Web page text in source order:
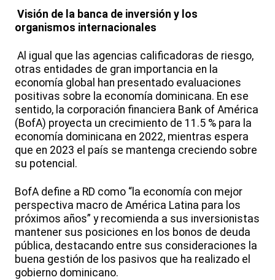
Visión de la banca de inversión y los
organismos internacionales
Al igual que las agencias calificadoras de riesgo,
otras entidades de gran importancia en la
economía global han presentado evaluaciones
positivas sobre la economía dominicana. En ese
sentido, la corporación financiera Bank of América
(BofA) proyecta un crecimiento de 11.5 % para la
economía dominicana en 2022, mientras espera
que en 2023 el país se mantenga creciendo sobre
su potencial.
BofA define a RD como “la economía con mejor
perspectiva macro de América Latina para los
próximos años” y recomienda a sus inversionistas
mantener sus posiciones en los bonos de deuda
pública, destacando entre sus consideraciones la
buena gestión de los pasivos que ha realizado el
gobierno dominicano.